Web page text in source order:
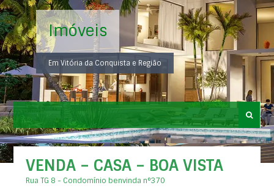
Imóveis
Em Vitória da Conquista e Região
VENDA – CASA – BOA VISTA
Rua TG 8 - Condomínio benvinda n°370